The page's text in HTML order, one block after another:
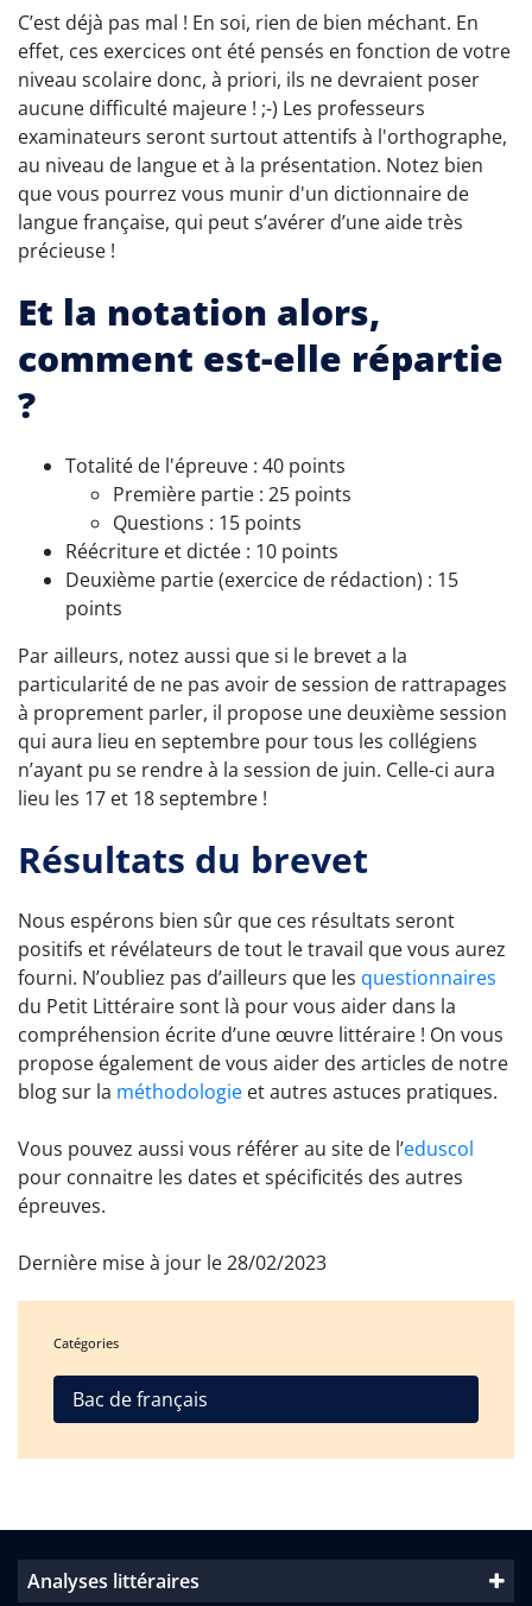
C’est déjà pas mal ! En soi, rien de bien méchant. En
effet, ces exercices ont été pensés en fonction de votre
niveau scolaire donc, à priori, ils ne devraient poser
aucune difficulté majeure ! ;-) Les professeurs
examinateurs seront surtout attentifs à l'orthographe,
au niveau de langue et à la présentation. Notez bien
que vous pourrez vous munir d'un dictionnaire de
langue française, qui peut s’avérer d’une aide très
précieuse !
Et la notation alors,
comment est-elle répartie
?
Totalité de l'épreuve : 40 points
Première partie : 25 points
Questions : 15 points
Réécriture et dictée : 10 points
Deuxième partie (exercice de rédaction) : 15
points
Par ailleurs, notez aussi que si le brevet a la
particularité de ne pas avoir de session de rattrapages
à proprement parler, il propose une deuxième session
qui aura lieu en septembre pour tous les collégiens
n’ayant pu se rendre à la session de juin. Celle-ci aura
lieu les 17 et 18 septembre !
Résultats du brevet
Nous espérons bien sûr que ces résultats seront
positifs et révélateurs de tout le travail que vous aurez
fourni. N’oubliez pas d’ailleurs que les questionnaires
du Petit Littéraire sont là pour vous aider dans la
compréhension écrite d’une œuvre littéraire ! On vous
propose également de vous aider des articles de notre
blog sur la méthodologie et autres astuces pratiques.
Vous pouvez aussi vous référer au site de l’eduscol
pour connaitre les dates et spécificités des autres
épreuves.
Dernière mise à jour le 28/02/2023
Catégories
Bac de français
Analyses littéraires